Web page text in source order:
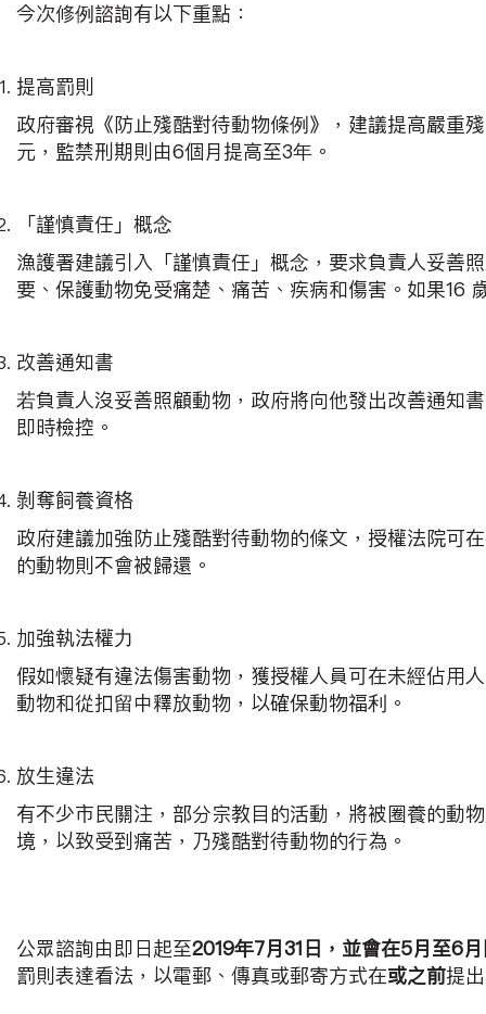
今次修例諮詢有以下重點：
提高罰則
政府審視《防止殘酷對待動物條例》，建議提高嚴重
元，監禁刑期則由6個月提高至3年。
「謹慎責任」概念
漁護署建議引入「謹慎責任」概念，要求負責人妥善
要、保護動物免受痛楚、痛苦、疾病和傷害。如果16
改善通知書
若負責人沒妥善照顧動物，政府將向他發出改善通知
即時檢控。
剝奪飼養資格
政府建議加強防止殘酷對待動物的條文，授權法院可
的動物則不會被歸還。
加強執法權力
假如懷疑有違法傷害動物，獲授權人員可在未經佔用
動物和從扣留中釋放動物，以確保動物福利。
放生違法
有不少市民關注，部分宗教目的活動，將被圈養的動
境，以致受到痛苦，乃殘酷對待動物的行為。
公眾諮詢由即日起至2019年7月31日，並會在5月至6
罰則表達看法，以電郵、傳真或郵寄方式在或之前提